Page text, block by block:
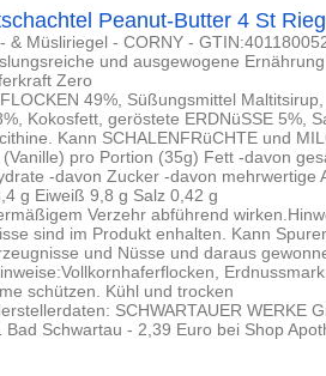
Peanut-Butter 4 St
& Müsliriegel - CORNY -
und ausgewogene
Zero
49%, Süßungsmittel Maltitsirup,
Kokosfett, geröstete ERDNüSSE 5%,
Kann SCHALENFRüCHTE und
pro Portion (35g) Fett -davon
-davon Zucker -davon mehrwertige
g Eiweiß 9,8 g Salz 0,42 g
Verzehr abführend
sind im Produkt enhalten. Kann
und Nüsse und daraus
Erdnussmark,
schützen. Kühl und trocken
SCHWARTAUER WERKE
Schwartau - 2,39 Euro bei Shop